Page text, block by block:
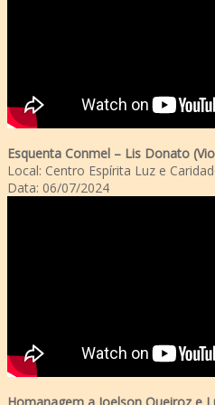
Esquenta Conmel – Lis Donato
Local: Centro Espírita Luz e
Data: 06/07/2024